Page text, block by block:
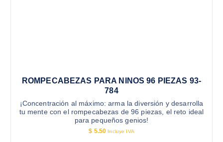
ROMPECABEZAS PARA NINOS 96 PIEZAS 93-
784
¡Concentración al máximo: arma la diversión y desarrolla
tu mente con el rompecabezas de 96 piezas, el reto ideal
para pequeños genios!
$ 5.50 Incluye IVA